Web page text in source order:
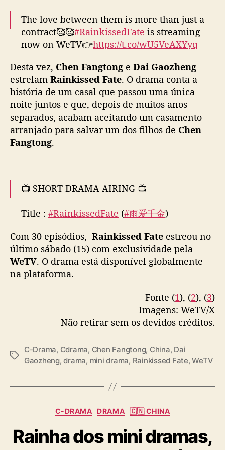
e
n
F
n
g
o
n
g
e
h
n
g
e
a
i
s
m
i
i
r
a
m
a
The love between them is more than just a
contract🥰🥰#RainkissedFate is streaming
now on WeTV👉https://t.co/wU5VeAXYyq
Starring#ChenFangtong #DaiGaozheng #雨爱
千金 #陈芳彤 #代高政 #WeTV
#WeTVAlwaysMore
pic.twitter.com/cR0LJtxUwN
— WeTV.Official (@WeTVOfficial)
Desta vez, Chen Fangtong e Dai Gaozheng
estrelam Rainkissed Fate. O drama conta a
história de um casal que passou uma única
noite juntos e que, depois de muitos anos
separados, acabam aceitando um casamento
arranjado para salvar um dos filhos de Chen
Fangtong.
📺 SHORT DRAMA AIRING 📺
Title : #RainkissedFate (#雨爱千金)
#FanXiaodong #ZhangXinyue
Platform : Tencent Video
Broadcast date : 15 February 2025
pic.twitter.com/wYe7zSWfSl
— Ultra Melon 🍉 (@ultra_melons) February
Com 30 episódios, Rainkissed Fate estreou no
último sábado (15) com exclusividade pela
WeTV. O drama está disponível globalmente
na plataforma.
Fonte (1), (2), (3)
Imagens: WeTV/X
Não retirar sem os devidos créditos.
T
s
C-Drama, Cdrama, Chen Fangtong, China, Dai
Gaozheng,drama, mini drama, Rainkissed Fate,WeTV
C
t
e
C-DRAMA DRAMA 🇨🇳 CHINA
Rainha dos mini dramas,